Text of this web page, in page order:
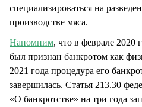
специализироваться на
производстве мяса.
Напомним, что в феврале
был признан банкротом как
2021 года процедура его
завершилась. Статья 213.30
«О банкротстве» на три года